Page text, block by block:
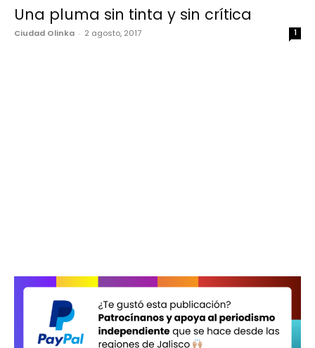
Una pluma sin tinta y sin crítica
Ciudad Olinka - 2 agosto, 2017 1